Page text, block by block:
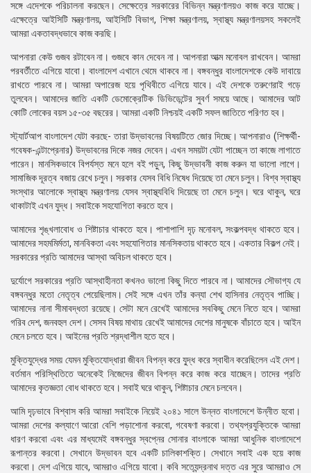
সঙ্গে এদেশকে পরিচালনা করছেন। সেক্ষেত্রে সরকারের বিভিন্ন মন্ত্রণালয়ও কাজ করে যাচ্ছে।
এক্ষেত্রে আইসিটি মন্ত্রণালয়, আইসিটি বিভাগ, শিক্ষা মন্ত্রণালয়, স্বাস্থ্য মন্ত্রণালয়সহ সকলেই
আমরা একতাবদ্ধভাবে কাজ করছি।
আপনারা কেউ গুজব রটাবেন না। গুজবে কান দেবেন না। আপনারা আত্ম মনোবল রাখবেন। আমরা
পরবর্তীতে এগিয়ে যাবো। বাংলাদেশ এখানে থেমে থাকবে না। বঙ্গবন্ধুর বাংলাদেশকে কেউ দাবায়ে
রাখতে পারবে না। আমরা অপারেজ হয়ে পৃথিবীতে এগিয়ে যাবে। এই দেশকে তরুণেরাই গড়ে
তুলবেন। আমাদের জাতি একটি ডেমোক্রেটিক ডিভিডেন্টের সুবর্ণ সময়ে আছে। আমাদের আট
কোটি লোকের বয়স ১৫-৩৫ বছরের। আমরা একটি নিশ্চয়ই একটি সফল জাতিতে পরিণত হব।
স্ট্যার্টআপ বাংলাদেশ যেটা করছে- তারা উদ্ভাবনের বিষয়টিতে জোর দিচ্ছে। আপনারাও (শিক্ষর্থী-
গবেষক-এন্টাপ্রেনার) উদ্ভাবনের দিকে নজর দেবেন। এখন সময়টা যেটা পাচ্ছেন তা কাজে লাগাতে
পারেন। মানসিকভাবে বিপর্যস্ত মনে হলে বই পড়ুন, কিছু উদ্ভাবনী কাজ করুন যা ভালো লাগে।
সামাজিক দূরত্ব বজায় রেখে চলুন। সরকার যেসব বিধি নিষেধ দিয়েছে তা মেনে চলুন। বিশ্ব স্বাস্থ্য
সংস্থার আলোকে স্বাস্থ্য মন্ত্রণালয় যেসব স্বাস্থ্যবিধি দিয়েছে তা মেনে চলুন। ঘরে থাকুন, ঘরে
থাকাটাই এখন যুদ্ধ। সবাইকে সহযোগিতা করতে হবে।
আমাদের শৃঙ্খলাবোধ ও শিষ্টাচার থাকতে হবে। পাশাপাশি দৃঢ় মনোবল, সংকল্পবদ্ধ থাকতে হবে।
আমাদের সহমমির্মতা, মানবিকতা এবং সহযোগিতার মানসিকতায় থাকতে হবে। একতার বিকল্প নেই।
সরকারের প্রতি আমাদের আস্থা অবিচল থাকতে হবে।
দুর্যোগে সরকারের প্রতি আস্থাহীনতা কখনও ভালো কিছু দিতে পারবে না। আমাদের সৌভাগ্য যে
বঙ্গবন্ধুর মতো নেতৃত্ব পেয়েছিলাম। সেই সঙ্গে এখন তাঁর কন্যা শেখ হাসিনার নেতৃত্ব পাচ্ছি।
আমাদের নানা সীমাবদ্ধতা রয়েছে। সেটা মনে রেখেই আমাদের সবকিছু মেনে নিতে হবে। আমরা
গরিব দেশ, জনবহুল দেশ। সেসব বিষয় মাথায় রেখেই আমাদের দেশের মানুষকে বাঁচাতে হবে। আইন
মেনে চলতে হবে। আইনের প্রতি শ্রদ্ধাশীল হতে হবে।
মুক্তিযুদ্ধের সময় যেমন মুক্তিযোদ্ধারা জীবন বিপন্ন করে যু্দ্ধ করে স্বাধীন করেছিলেন এই দেশ।
বর্তমান পরিস্থিতিতে অনেকেই নিজেদের জীবন বিপন্ন করে কাজ করে যাচ্ছেন। তাদের প্রতি
আমাদের কৃতজ্ঞতা বোধ থাকতে হবে। সবাই ঘরে থাকুন, শিষ্টাচার মেনে চলবেন।
আমি দৃঢ়ভাবে বিশ্বাস করি আমরা সবাইকে নিয়েই ২০৪১ সালে উন্নত বাংলাদেশে উন্নীত হবো।
আমরা দেশের কল্যাণে আরো বেশি পড়াশোনা করবো, গবেষণা করবো। তথ্যপ্রযুক্তিকে আমরা
ধারণ করবো এবং এর মাধ্যমেই বঙ্গবন্ধুর স্বপ্নের সোনার বাংলাকে আমরা আধুনিক বাংলাদেশে
রূপান্তর করবো। সেখানে উদ্ভাবন হবে একটি চালিকাশক্তি। সেখানে সবাই এক হয়ে কাজ
করবো। দেশ এগিয়ে যাবে, আমরাও এগিয়ে যাবো। কবি সত্যেন্দ্রনাথ দত্ত এর সুরে আমরাও সে